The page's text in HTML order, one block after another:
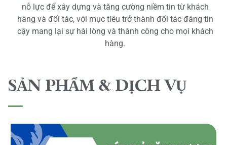
nỗ lực để xây dựng và tăng cường niềm tin từ khách
hàng và đối tác, với mục tiêu trở thành đối tác đáng tin
cậy mang lại sự hài lòng và thành công cho mọi khách
hàng.
SẢN PHẨM & DỊCH VỤ